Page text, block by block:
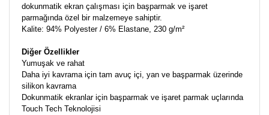
dokunmatik ekran çalışması için başparmak ve işaret
parmağında özel bir malzemeye sahiptir.
Kalite: 94% Polyester / 6% Elastane, 230 g/m²
Diğer Özellikler
Yumuşak ve rahat
Daha iyi kavrama için tam avuç içi, yan ve başparmak üzerinde
silikon kavrama
Dokunmatik ekranlar için başparmak ve işaret parmak uçlarında
Touch Tech Teknolojisi